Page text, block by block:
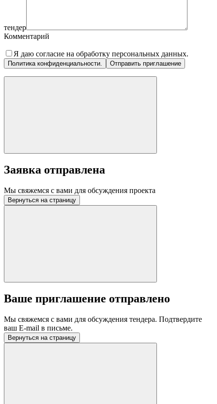
тендер
Комментарий
Я даю согласие на обработку персональных данных.
Политика конфиденциальности.
Заявка отправлена
Мы свяжемся с вами для обсуждения проекта
Вернуться на страницу
Ваше приглашение отправлено
Мы свяжемся с вами для обсуждения тендера. Подтвердите
ваш E-mail в письме.
Вернуться на страницу